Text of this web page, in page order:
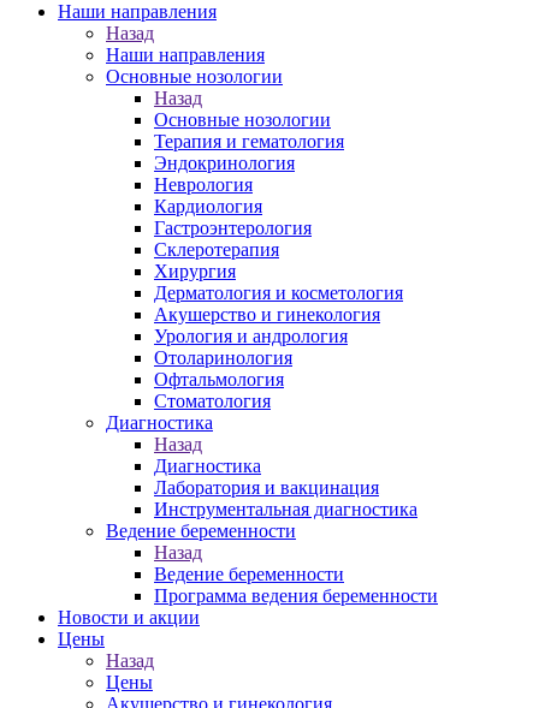
Наши направления
Назад
Наши направления
Основные нозологии
Назад
Основные нозологии
Терапия и гематология
Эндокринология
Неврология
Кардиология
Гастроэнтерология
Склеротерапия
Хирургия
Дерматология и косметология
Акушерство и гинекология
Урология и андрология
Отоларинология
Офтальмология
Стоматология
Диагностика
Назад
Диагностика
Лаборатория и вакцинация
Инструментальная диагностика
Ведение беременности
Назад
Ведение беременности
Программа ведения беременности
Новости и акции
Цены
Назад
Цены
Акушерство и гинекология